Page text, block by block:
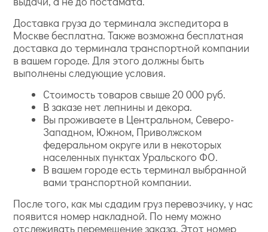
Доставка груза до терминала экспедитора в
Москве бесплатна. Также возможна бесплатная
доставка до терминала транспортной компании
в вашем городе. Для этого должны быть
выполнены следующие условия.
Стоимость товаров свыше 20 000 руб.
В заказе нет лепнины и декора.
Вы проживаете в Центральном, Северо-
Западном, Южном, Приволжском
федеральном округе или в некоторых
населенных пунктах Уральского ФО.
В вашем городе есть терминал выбранной
вами транспортной компании.
После того, как мы сдадим груз перевозчику, у нас
появится номер накладной. По нему можно
отслеживать перемещение заказа. Этот номер